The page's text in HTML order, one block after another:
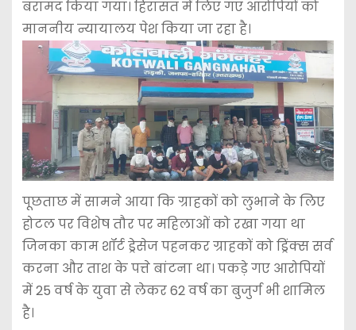
बरामद किया गया। हिरासत में लिए गए आरोपियों को
माननीय न्यायालय पेश किया जा रहा है।
पूछताछ में सामने आया कि ग्राहकों को लुभाने के लिए
होटल पर विशेष तौर पर महिलाओं को रखा गया था
जिनका काम शॉर्ट ड्रेसेज पहनकर ग्राहकों को ड्रिंक्स सर्व
करना और ताश के पत्ते बांटना था। पकड़े गए आरोपियों
में 25 वर्ष के युवा से लेकर 62 वर्ष का बुजुर्ग भी शामिल
है।